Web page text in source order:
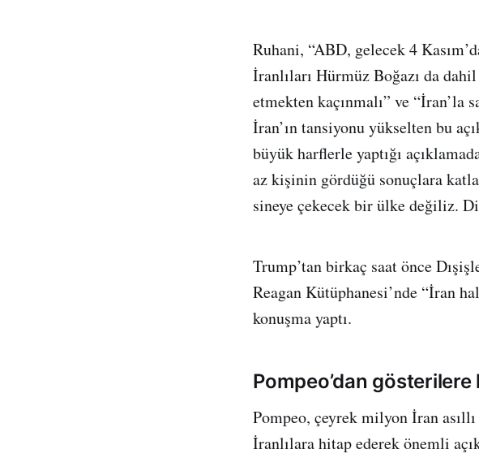
Ruhani, “ABD, gelecek 4
İranlıları Hürmüz Boğazı da
etmekten kaçınmalı” ve “İran’la
İran’ın tansiyonu yükselten bu
büyük harflerle yaptığı
az kişinin gördüğü sonuçlara
sineye çekecek bir ülke değiliz.
Trump’tan birkaç saat önce
Reagan Kütüphanesi’nde “İran
konuşma yaptı.
Pompeo’dan gösterilere
Pompeo, çeyrek milyon İran
İranlılara hitap ederek önemli